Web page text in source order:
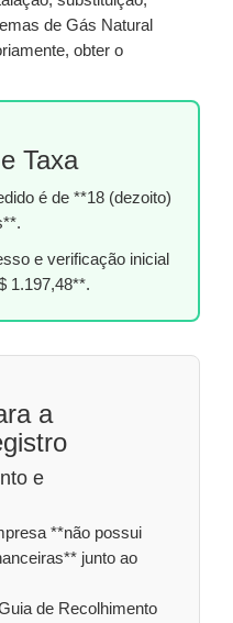
de Gás Natural
obter o
Taxa
é de **18 (dezoito)
e verificação inicial
1.197,48**.
a
e
**não possui
junto ao
de Recolhimento